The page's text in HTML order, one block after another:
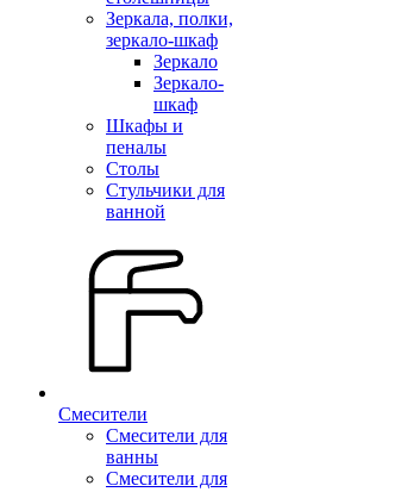
Зеркала, полки,
зеркало-шкаф
Зеркало
Зеркало-
шкаф
Шкафы и
пеналы
Столы
Стульчики для
ванной
Смесители
Смесители для
ванны
Смесители для